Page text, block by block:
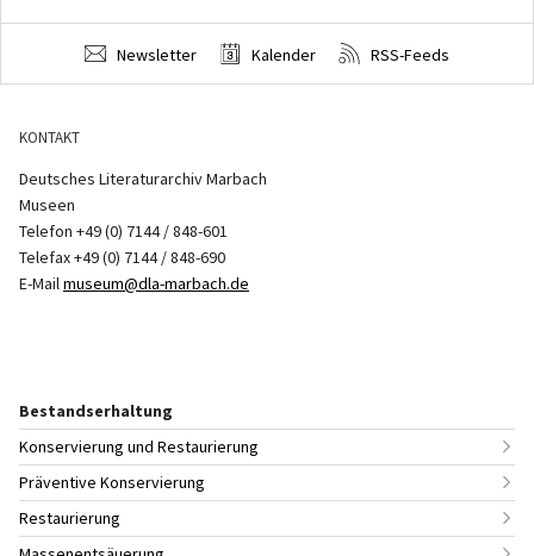
Newsletter Kalender RSS-Feeds
KONTAKT
Deutsches Literaturarchiv Marbach
Museen
Telefon +49 (0) 7144 / 848-601
Telefax +49 (0) 7144 / 848-690
E-Mail museum@dla-marbach.de
Bestandserhaltung
Konservierung und Restaurierung
Präventive Konservierung
Restaurierung